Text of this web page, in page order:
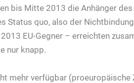
bis Mitte 2013 die Anhänger
Status quo, also der
EU-Gegner – erreichten
nur knapp.
mehr verfügbar (proeuropäische